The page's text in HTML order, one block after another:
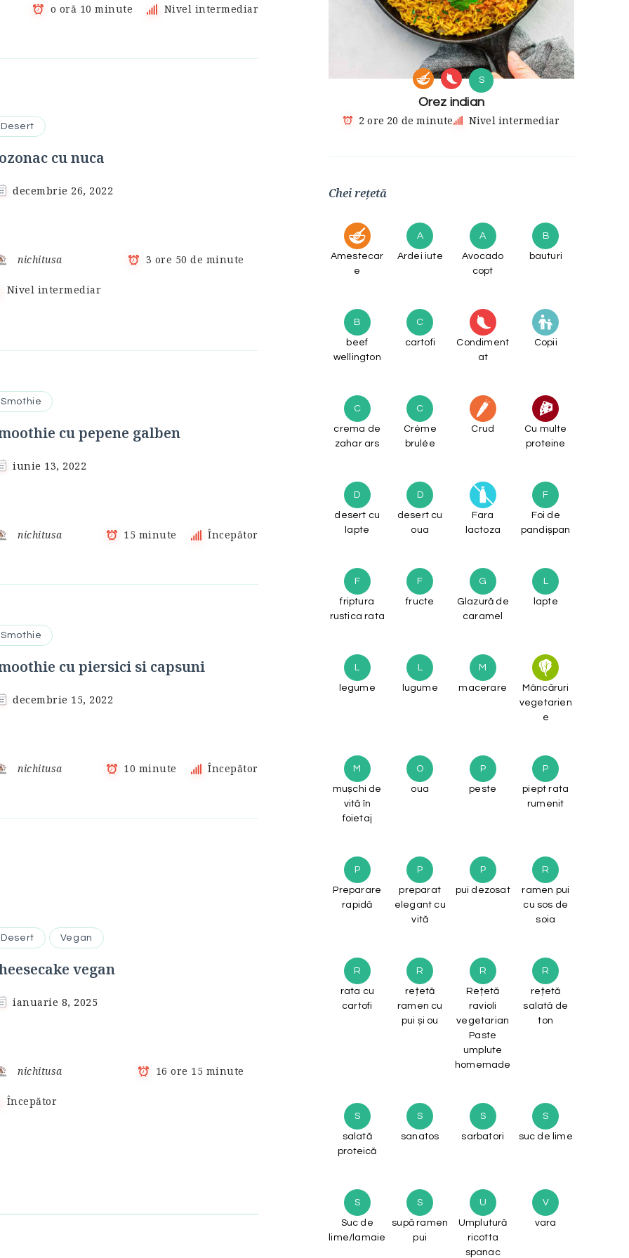
o oră 10 minute Nivel intermediar
Desert
cu nuca
decembrie 26, 2022
nichitusa 3 ore 50 de minute
Nivel intermediar
Smothie
cu pepene galben
iunie 13, 2022
nichitusa 15 minute Începător
Smothie
cu piersici si capsuni
decembrie 15, 2022
nichitusa 10 minute Începător
Desert Vegan
vegan
ianuarie 8, 2025
nichitusa 16 ore 15 minute
Începător
S
Orez indian
2 ore 20 de minute
Nivel intermediar
Chei rețetă
Amestecar
e
A
Ardei iute
A
Avocado
copt
B
bauturi
B
beef
wellington
C
cartofi
Condiment
at
Copii
C
crema de
zahar ars
C
Crème
brulée
Crud
Cu multe
proteine
D
desert cu
lapte
D
desert cu
oua
Fara
lactoza
F
Foi de
pandișpan
F
friptura
rustica rata
F
fructe
G
Glazură de
caramel
L
lapte
L
legume
L
lugume
M
macerare
Mâncăruri
vegetarien
e
M
mușchi de
vită în
foietaj
O
oua
P
peste
P
piept rata
rumenit
P
Preparare
rapidă
P
preparat
elegant cu
vită
P
pui dezosat
R
ramen pui
cu sos de
soia
R
rata cu
cartofi
R
rețetă
ramen cu
pui și ou
R
Rețetă
ravioli
vegetarian
Paste
umplute
homemade
R
rețetă
salată de
ton
S
salată
proteică
S
sanatos
S
sarbatori
S
suc de lime
S
Suc de
lime/lamaie
S
supă ramen
pui
U
Umplutură
ricotta
spanac
V
vara